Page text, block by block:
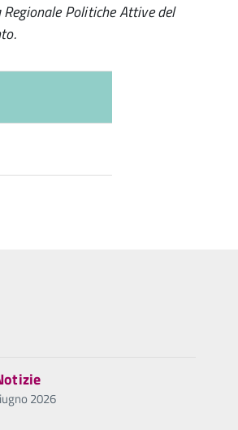
Politiche Attive del
2026